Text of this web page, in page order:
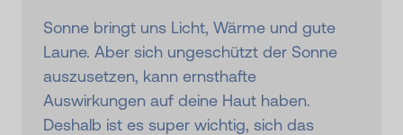
Sonne bringt uns Licht, Wärme und gute
Laune. Aber sich ungeschützt der Sonne
auszusetzen, kann ernsthafte
Auswirkungen auf deine Haut haben.
Deshalb ist es super wichtig, sich das